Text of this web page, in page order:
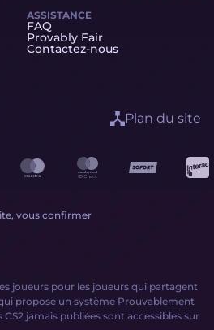
ASSISTANCE
FAQ
Provably Fair
Contactez-nous
vous confirmer
Plan du site
joueurs pour les joueurs qui partagent
propose un système Prouvablement
jamais publiées sont accessibles sur